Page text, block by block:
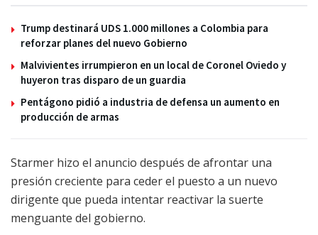
Trump destinará UDS 1.000 millones a Colombia para
reforzar planes del nuevo Gobierno
Malvivientes irrumpieron en un local de Coronel Oviedo y
huyeron tras disparo de un guardia
Pentágono pidió a industria de defensa un aumento en
producción de armas
Starmer hizo el anuncio después de afrontar una
presión creciente para ceder el puesto a un nuevo
dirigente que pueda intentar reactivar la suerte
menguante del gobierno.